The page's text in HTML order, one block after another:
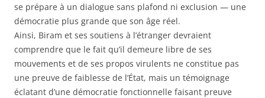
se prépare à un dialogue sans plafond ni exclusion — une
démocratie plus grande que son âge réel.
Ainsi, Biram et ses soutiens à l’étranger devraient
comprendre que le fait qu’il demeure libre de ses
mouvements et de ses propos virulents ne constitue pas
une preuve de faiblesse de l’État, mais un témoignage
éclatant d’une démocratie fonctionnelle faisant preuve